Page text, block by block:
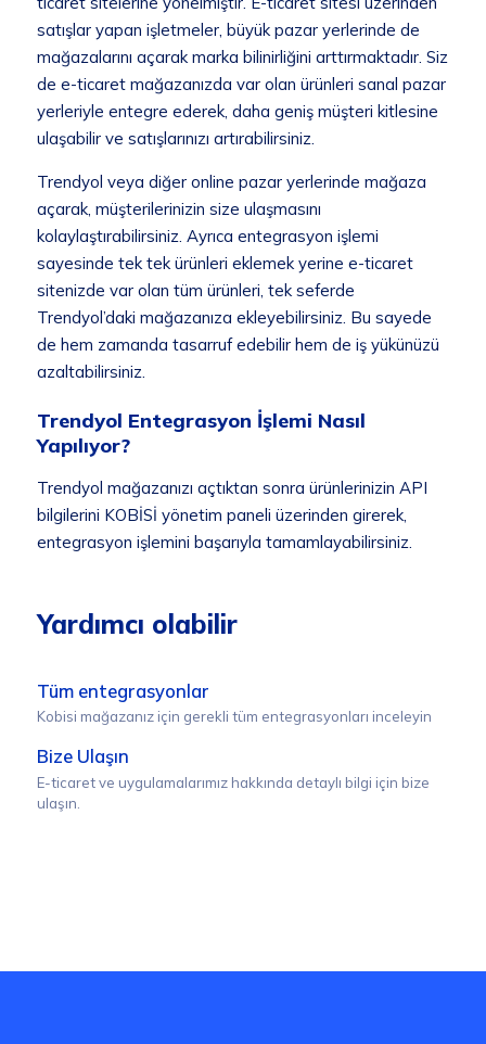
satışlar yapan işletmeler, büyük pazar yerlerinde de
mağazalarını açarak marka bilinirliğini arttırmaktadır. Siz
de e-ticaret mağazanızda var olan ürünleri sanal pazar
yerleriyle entegre ederek, daha geniş müşteri kitlesine
ulaşabilir ve satışlarınızı artırabilirsiniz.
Trendyol veya diğer online pazar yerlerinde mağaza
açarak, müşterilerinizin size ulaşmasını
kolaylaştırabilirsiniz. Ayrıca entegrasyon işlemi
sayesinde tek tek ürünleri eklemek yerine e-ticaret
sitenizde var olan tüm ürünleri, tek seferde
Trendyol’daki mağazanıza ekleyebilirsiniz. Bu sayede
de hem zamanda tasarruf edebilir hem de iş yükünüzü
azaltabilirsiniz.
Trendyol Entegrasyon İşlemi Nasıl
Yapılıyor?
Trendyol mağazanızı açtıktan sonra ürünlerinizin API
bilgilerini KOBİSİ yönetim paneli üzerinden girerek,
entegrasyon işlemini başarıyla tamamlayabilirsiniz.
Yardımcı olabilir
Tüm entegrasyonlar
Kobisi mağazanız için gerekli tüm entegrasyonları inceleyin
Bize Ulaşın
E-ticaret ve uygulamalarımız hakkında detaylı bilgi için bize
ulaşın.